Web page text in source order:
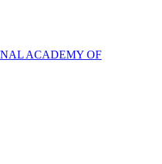
ACADEMY OF